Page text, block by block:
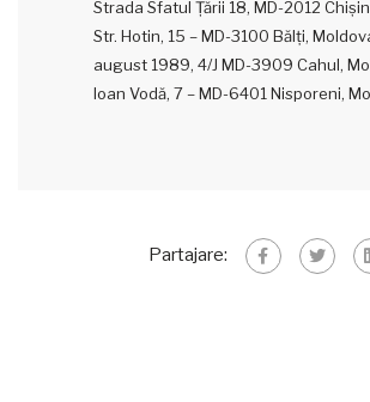
Strada Sfatul Țării 18, MD-2012
Str. Hotin, 15 – MD-3100 Bălţi,
august 1989, 4/J MD-3909 Cahul,
Ioan Vodă, 7 – MD-6401 Nisporeni,
Partajare: